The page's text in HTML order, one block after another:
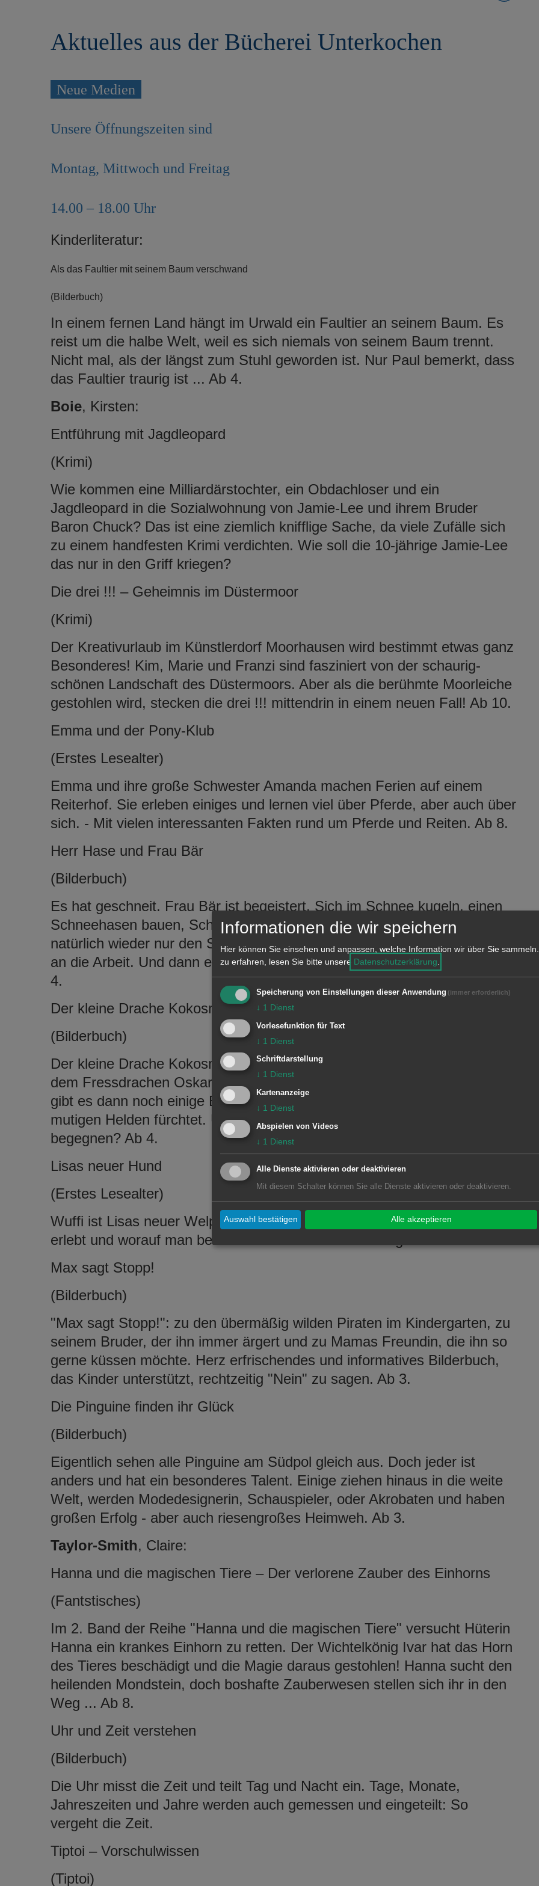
Aktuelles aus der Bücherei Unterkochen
Neue Medien
Unsere Öffnungszeiten sind
Montag, Mittwoch und Freitag
14.00 – 18.00 Uhr
Kinderliteratur:
Als das Faultier mit seinem Baum verschwand
(Bilderbuch)
In einem fernen Land hängt im Urwald ein Faultier an seinem Baum. Es
reist um die halbe Welt, weil es sich niemals von seinem Baum trennt.
Nicht mal, als der längst zum Stuhl geworden ist. Nur Paul bemerkt, dass
das Faultier traurig ist ... Ab 4.
Boie, Kirsten:
Entführung mit Jagdleopard
(Krimi)
Wie kommen eine Milliardärstochter, ein Obdachloser und ein
Jagdleopard in die Sozialwohnung von Jamie-Lee und ihrem Bruder
Baron Chuck? Das ist eine ziemlich knifflige Sache, da viele Zufälle sich
zu einem handfesten Krimi verdichten. Wie soll die 10-jährige Jamie-Lee
das nur in den Griff kriegen?
Die drei !!! – Geheimnis im Düstermoor
(Krimi)
Der Kreativurlaub im Künstlerdorf Moorhausen wird bestimmt etwas ganz
Besonderes! Kim, Marie und Franzi sind fasziniert von der schaurig-
schönen Landschaft des Düstermoors. Aber als die berühmte Moorleiche
gestohlen wird, stecken die drei !!! mittendrin in einem neuen Fall! Ab 10.
Emma und der Pony-Klub
(Erstes Lesealter)
Emma und ihre große Schwester Amanda machen Ferien auf einem
Reiterhof. Sie erleben einiges und lernen viel über Pferde, aber auch über
sich. - Mit vielen interessanten Fakten rund um Pferde und Reiten. Ab 8.
Herr Hase und Frau Bär
(Bilderbuch)
Es hat geschneit. Frau Bär ist begeistert. Sich im Schnee kugeln, einen
Schneehasen bauen, Schlitten fahren: was für ein Spaß! Herr Hase sieht
natürlich wieder nur den Stress und macht sich mit der Schneeschippe
an die Arbeit. Und dann entdecken sie doch noch Gemeinsamkeiten. Ab
4.
Der kleine Drache Kokosnuss – Die Mutprobe
(Bilderbuch)
Der kleine Drache Kokosnuss möchte gemeinsam mit seinem Freund,
dem Fressdrachen Oskar, im Dschungel übernachten. Aber unterwegs
gibt es dann noch einige Begegnungen, bei denen sich einer der beiden
mutigen Helden fürchtet. Und was ist, wenn sie tatsächlich dem Tiger
begegnen? Ab 4.
Lisas neuer Hund
(Erstes Lesealter)
Wuffi ist Lisas neuer Welpe. Hier erfährst du, was Lisa alles mit ihm
erlebt und worauf man bei so einem kleinen Hund achtgeben muss. Ab 6.
Max sagt Stopp!
(Bilderbuch)
"Max sagt Stopp!": zu den übermäßig wilden Piraten im Kindergarten, zu
seinem Bruder, der ihn immer ärgert und zu Mamas Freundin, die ihn so
gerne küssen möchte. Herz erfrischendes und informatives Bilderbuch,
das Kinder unterstützt, rechtzeitig "Nein" zu sagen. Ab 3.
Die Pinguine finden ihr Glück
(Bilderbuch)
Eigentlich sehen alle Pinguine am Südpol gleich aus. Doch jeder ist
anders und hat ein besonderes Talent. Einige ziehen hinaus in die weite
Welt, werden Modedesignerin, Schauspieler, oder Akrobaten und haben
großen Erfolg - aber auch riesengroßes Heimweh. Ab 3.
Taylor-Smith, Claire:
Hanna und die magischen Tiere – Der verlorene Zauber des Einhorns
(Fantstisches)
Im 2. Band der Reihe "Hanna und die magischen Tiere" versucht Hüterin
Hanna ein krankes Einhorn zu retten. Der Wichtelkönig Ivar hat das Horn
des Tieres beschädigt und die Magie daraus gestohlen! Hanna sucht den
heilenden Mondstein, doch boshafte Zauberwesen stellen sich ihr in den
Weg ... Ab 8.
Uhr und Zeit verstehen
(Bilderbuch)
Die Uhr misst die Zeit und teilt Tag und Nacht ein. Tage, Monate,
Jahreszeiten und Jahre werden auch gemessen und eingeteilt: So
vergeht die Zeit.
Tiptoi – Vorschulwissen
(Tiptoi)
Informationen die wir speichern
Hier können Sie einsehen und anpassen, welche Information wir über Sie sammeln.
zu erfahren, lesen Sie bitte unsere Datenschutzerklärung
Speicherung von Einstellungen dieser Anwendung (immer erforderlich)
↓ 1 Dienst
Vorlesefunktion für Text
↓ 1 Dienst
Schriftdarstellung
↓ 1 Dienst
Kartenanzeige
↓ 1 Dienst
Abspielen von Videos
↓ 1 Dienst
Alle Dienste aktivieren oder deaktivieren
Mit diesem Schalter können Sie alle Dienste aktivieren oder deaktivieren.
Auswahl bestätigen Alle akzeptieren